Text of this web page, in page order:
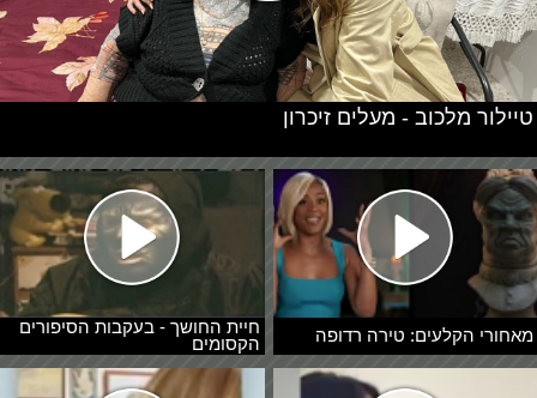
מאחורי הקלעים: טירה רדופה
חיית החושך - בעקבות הסיפורים
הקסומים
טיילור מלכוב - מעלים זיכרון